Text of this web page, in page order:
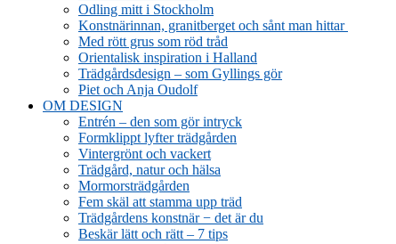
Odling mitt i Stockholm
Konstnärinnan, granitberget och sånt man hittar
Med rött grus som röd tråd
Orientalisk inspiration i Halland
Trädgårdsdesign – som Gyllings gör
Piet och Anja Oudolf
OM DESIGN
Entrén – den som gör intryck
Formklippt lyfter trädgården
Vintergrönt och vackert
Trädgård, natur och hälsa
Mormorsträdgården
Fem skäl att stamma upp träd
Trädgårdens konstnär − det är du
Beskär lätt och rätt – 7 tips